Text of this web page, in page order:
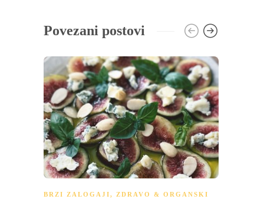
Povezani postovi
BRZI ZALOGAJI, ZDRAVO & ORGANSKI